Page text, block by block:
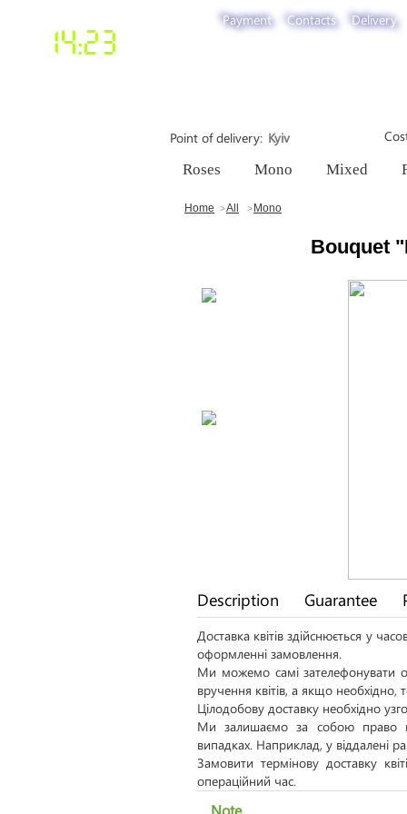
14:23
Payment Contacts Delivery
Point of delivery
Roses Mono Mixed
Home All Mono
Bouquet
Description Guarantee
Доставка квітів здійснюється у
оформленні замовлення.
Ми можемо самі зателефонувати
вручення квітів, а якщо
Цілодобову доставку необхідно
Ми залишаємо за собою право
випадках. Наприклад, у віддалені
Замовити термінову доставку
операційний час.
Note